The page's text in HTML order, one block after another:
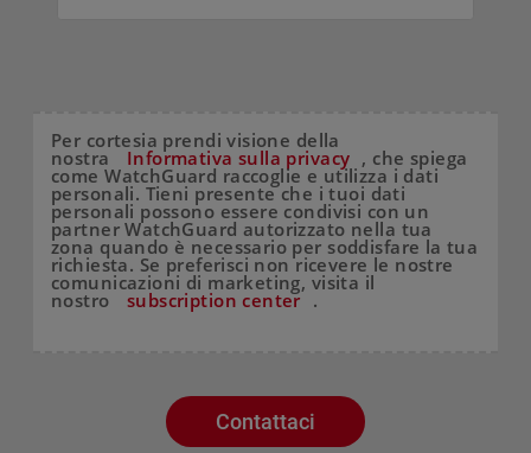
Per cortesia prendi visione della
nostra Informativa sulla privacy , che spiega
come WatchGuard raccoglie e utilizza i dati
personali. Tieni presente che i tuoi dati
personali possono essere condivisi con un
partner WatchGuard autorizzato nella tua
zona quando è necessario per soddisfare la tua
richiesta. Se preferisci non ricevere le nostre
comunicazioni di marketing, visita il
nostro subscription center .
Contattaci